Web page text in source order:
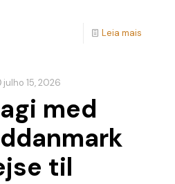
Leia mais
julho 15, 2026
med
til